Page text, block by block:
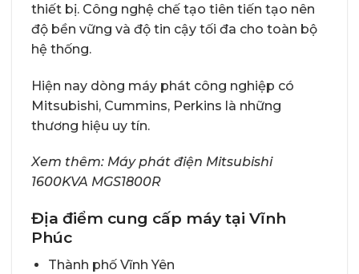
thiết bị. Công nghệ chế tạo tiên tiến tạo nên
độ bền vững và độ tin cậy tối đa cho toàn bộ
hệ thống.
Hiện nay dòng máy phát công nghiệp có
Mitsubishi, Cummins, Perkins là những
thương hiệu uy tín.
Xem thêm: Máy phát điện Mitsubishi
1600KVA MGS1800R
Địa điểm cung cấp máy tại Vĩnh
Phúc
Thành phố Vĩnh Yên